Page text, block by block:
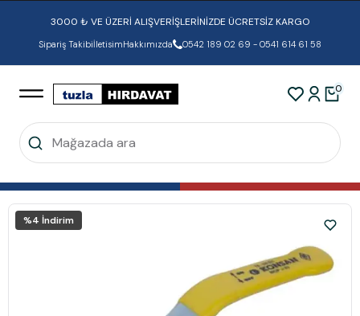
3000 ₺ VE ÜZERİ ALIŞVERİŞLERİNİZDE ÜCRETSİZ KARGO
Sipariş TakibiİletisimHakkımızda 0542 189 02 69 - 0541 614 61 58
0
%4 İndirim